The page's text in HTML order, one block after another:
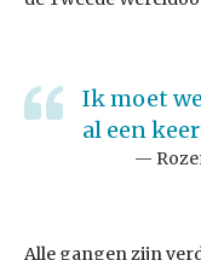
Ik moet
al een
Alle gangen zijn